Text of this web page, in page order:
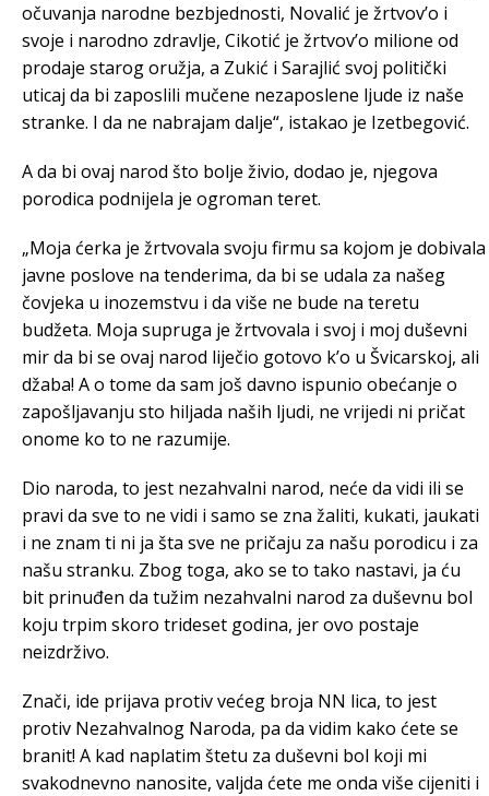
očuvanja narodne bezbjednosti, Novalić je žrtvov’o i
svoje i narodno zdravlje, Cikotić je žrtvov’o milione od
prodaje starog oružja, a Zukić i Sarajlić svoj politički
uticaj da bi zaposlili mučene nezaposlene ljude iz naše
stranke. I da ne nabrajam dalje“, istakao je Izetbegović.
A da bi ovaj narod što bolje živio, dodao je, njegova
porodica podnijela je ogroman teret.
„Moja ćerka je žrtvovala svoju firmu sa kojom je dobivala
javne poslove na tenderima, da bi se udala za našeg
čovjeka u inozemstvu i da više ne bude na teretu
budžeta. Moja supruga je žrtvovala i svoj i moj duševni
mir da bi se ovaj narod liječio gotovo k’o u Švicarskoj, ali
džaba! A o tome da sam još davno ispunio obećanje o
zapošljavanju sto hiljada naših ljudi, ne vrijedi ni pričat
onome ko to ne razumije.
Dio naroda, to jest nezahvalni narod, neće da vidi ili se
pravi da sve to ne vidi i samo se zna žaliti, kukati, jaukati
i ne znam ti ni ja šta sve ne pričaju za našu porodicu i za
našu stranku. Zbog toga, ako se to tako nastavi, ja ću
bit prinuđen da tužim nezahvalni narod za duševnu bol
koju trpim skoro trideset godina, jer ovo postaje
neizdrživo.
Znači, ide prijava protiv većeg broja NN lica, to jest
protiv Nezahvalnog Naroda, pa da vidim kako ćete se
branit! A kad naplatim štetu za duševni bol koji mi
svakodnevno nanosite, valjda ćete me onda više cijeniti i